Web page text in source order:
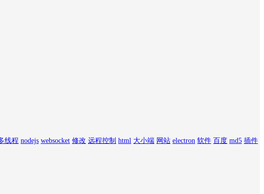
线程 nodejs websocket 修改 远程控制 html 大小端 网站 electron 软件 百度 md5 插件